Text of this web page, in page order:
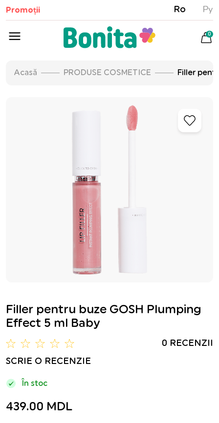
Promoții Ro Ру
0
Acasă PRODUSE COSMETICE Filler
Filler pentru buze GOSH Plumping
Effect 5 ml Baby
0 RECENZII
SCRIE O RECENZIE
În stoc
439.00 MDL